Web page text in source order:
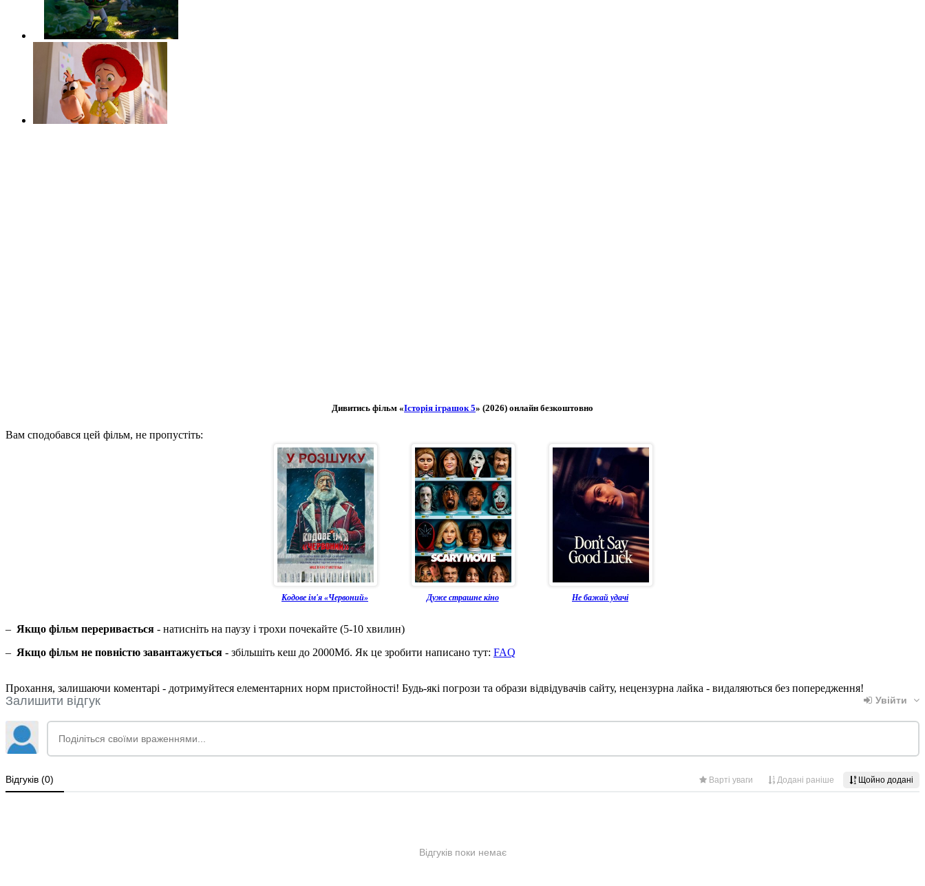
Дивитись фільм «Історія іграшок 5» (2026) онлайн безкоштовно
Вам сподобався цей фільм, не пропустіть:
Кодове ім'я «Червоний» Дуже страшне кіно Не бажай удачі
– Якщо фільм переривається - натисніть на паузу і трохи почекайте (5-10 хвилин)
– Якщо фільм не повністю завантажується - збільшіть кеш до 2000Мб. Як це зробити написано тут: FAQ
Прохання, залишаючи коментарі - дотримуйтеся елементарних норм пристойності! Будь-які погрози та образи відвідувачів сайту, нецензурна лайка - видаляються без попередження!